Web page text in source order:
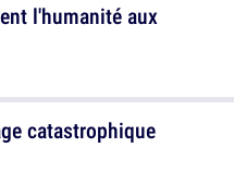
5 photos géniales de mariage catastrophique
l'humanité aux